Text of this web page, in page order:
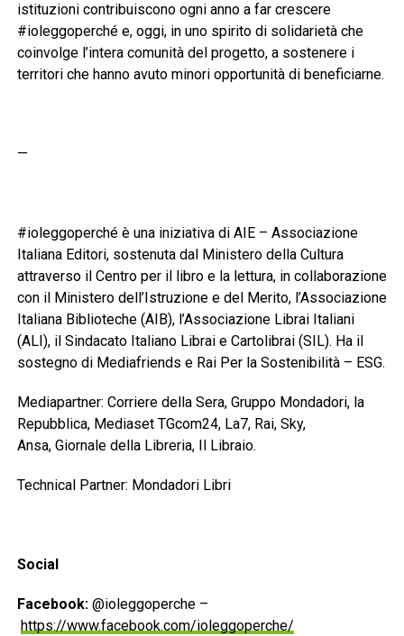
istituzioni contribuiscono ogni anno a far crescere
#ioleggoperché e, oggi, in uno spirito di solidarietà che
coinvolge l’intera comunità del progetto, a sostenere i
territori che hanno avuto minori opportunità di beneficiarne.
—
#ioleggoperché è una iniziativa di AIE – Associazione
Italiana Editori, sostenuta dal Ministero della Cultura
attraverso il Centro per il libro e la lettura, in collaborazione
con il Ministero dell’Istruzione e del Merito, l’Associazione
Italiana Biblioteche (AIB), l’Associazione Librai Italiani
(ALI), il Sindacato Italiano Librai e Cartolibrai (SIL). Ha il
sostegno di Mediafriends e Rai Per la Sostenibilità – ESG.
Mediapartner: Corriere della Sera, Gruppo Mondadori, la
Repubblica, Mediaset TGcom24, La7, Rai, Sky,
Ansa, Giornale della Libreria, Il Libraio.
Technical Partner: Mondadori Libri
Social
Facebook: @ioleggoperche –
https://www.facebook.com/ioleggoperche/